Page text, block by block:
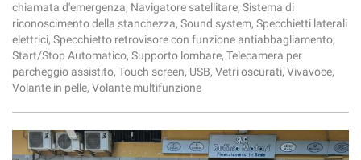
chiamata d'emergenza, Navigatore satellitare, Sistema di
riconoscimento della stanchezza, Sound system, Specchietti laterali
elettrici, Specchietto retrovisore con funzione antiabbagliamento,
Start/Stop Automatico, Supporto lombare, Telecamera per
parcheggio assistito, Touch screen, USB, Vetri oscurati, Vivavoce,
Volante in pelle, Volante multifunzione